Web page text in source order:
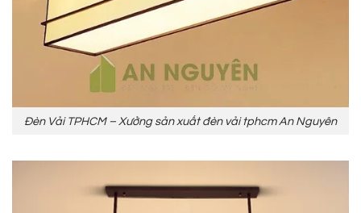
Đèn Vải TPHCM – Xưởng sản xuất đèn vải tphcm An Nguyên